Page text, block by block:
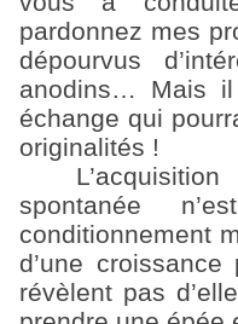
pardonnez mes
dépourvus
anodins… Mais
échange qui
originalités !
spontanée
conditionnement
d’une
révèlent pas